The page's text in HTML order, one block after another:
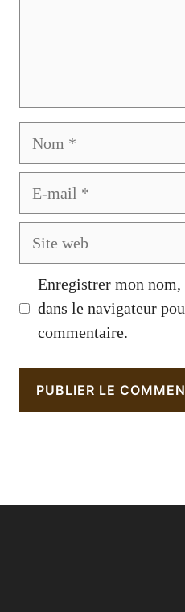
Enregistrer mon
dans le navigateur
commentaire.